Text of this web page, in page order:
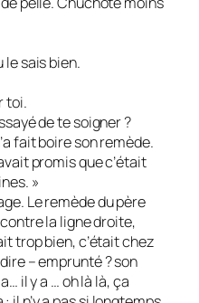
le sais bien.
toi.
de te soigner ?
fait boire son remède.
promis que c’était
»
Le remède du père
la ligne droite,
trop bien, c’était chez
– emprunté ? son
il y a … oh là là, ça